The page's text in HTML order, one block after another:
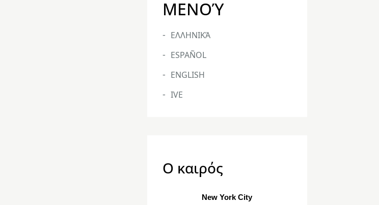
ΜΕΝΟΎ
ΕΛΛΗΝΙΚΆ
ESPAÑOL
ENGLISH
IVE
Ο καιρός
New York City